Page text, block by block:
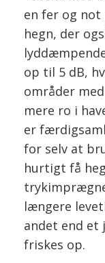
en fer og
hegn, der
op til 5 dB,
områder
mere ro i
er
for selv at
hurtigt få
længere
andet end et
friskes op.